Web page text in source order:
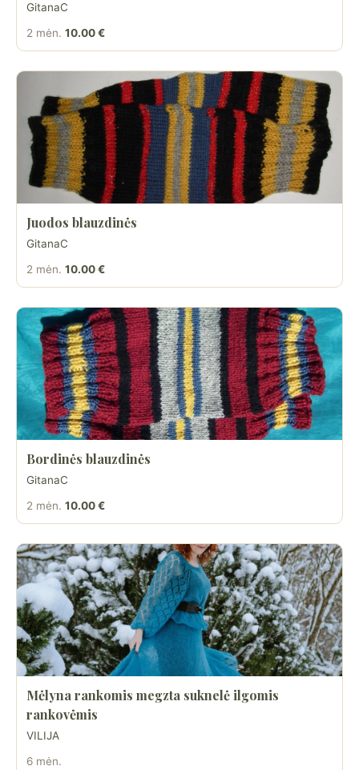
GitanaC
2 mėn. 10.00 €
Juodos blauzdinės
GitanaC
2 mėn. 10.00 €
Bordinės blauzdinės
GitanaC
2 mėn. 10.00 €
Mėlyna rankomis megzta suknelė ilgomis
rankovėmis
VILIJA
6 mėn.